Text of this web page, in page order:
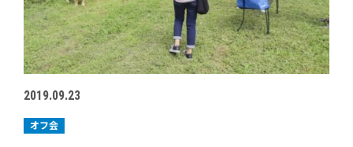
2019.09.23
オフ会